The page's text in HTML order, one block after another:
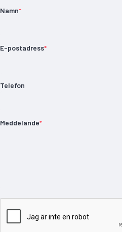
Namn*
E-postadress*
Telefon
Meddelande*